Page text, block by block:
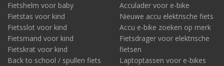
Fietshelm voor baby
Fietstas voor kind
Fietsslot voor kind
Fietsmand voor kind
Fietskrat voor kind
Back to school / spullen fiets
Acculader voor e-bike
Nieuwe accu elektrische fiets
Accu e-bike zoeken op merk
Fietsdrager voor elektrische
fietsen
Laptoptassen voor e-bikes